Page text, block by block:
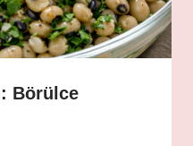
Börülce